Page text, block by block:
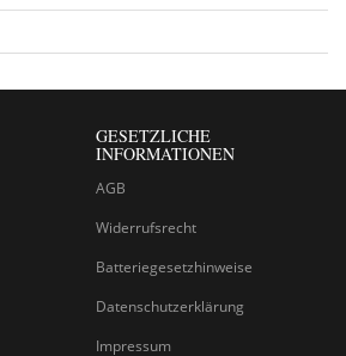
GESETZLICHE
INFORMATIONEN
AGB
Widerrufsrecht
Batteriegesetzhinweise
Datenschutzerklärung
Impressum